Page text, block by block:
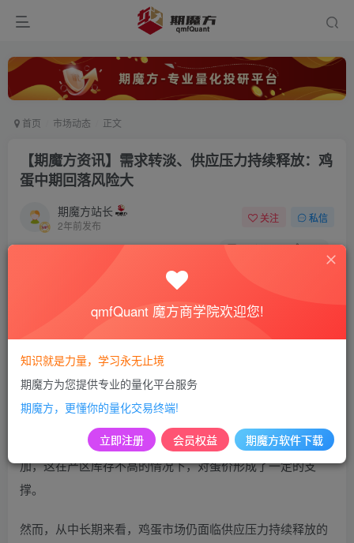
首页 市场动态 正文
【期魔方资讯】需求转淡、供应压力持续释放：鸡
蛋中期回落风险大
期魔方站长
2年前发布
关注 私信
0 3994 855
农产品网数据显示，截至6月26日，主产区的鸡蛋均价已从6
月中下旬的低点反弹了0.22元/斤，达到3.7元/斤。
我们认为，这一反弹主要得益于即将到来的中秋旺季需求预
期。随着蛋价的下跌，食品厂和贸易商的囤货需求逐渐增
加，这在产区库存不高的情况下，对蛋价形成了一定的支
撑。
然而，从中长期来看，鸡蛋市场仍面临供应压力持续释放的
qmfQuant 魔方商学院欢迎您!
知识就是力量，学习永无止境
期魔方为您提供专业的量化平台服务
期魔方，更懂你的量化交易终端!
立即注册 会员权益 期魔方软件下载